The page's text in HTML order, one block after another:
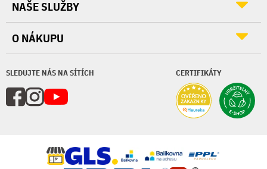
SLEDUJTE NÁS NA SÍTÍCH CERTIFIKÁTY
NAŠE SLUŽBY
O NÁKUPU